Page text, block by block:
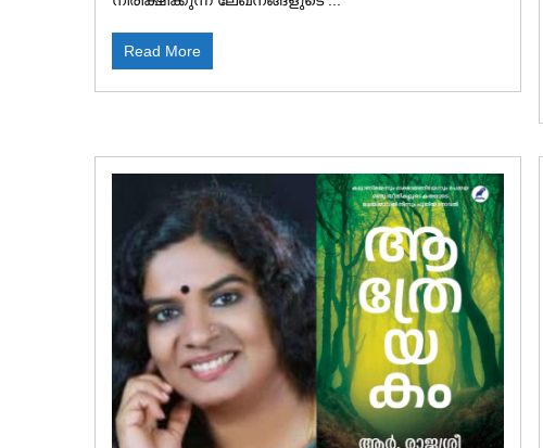
Read More